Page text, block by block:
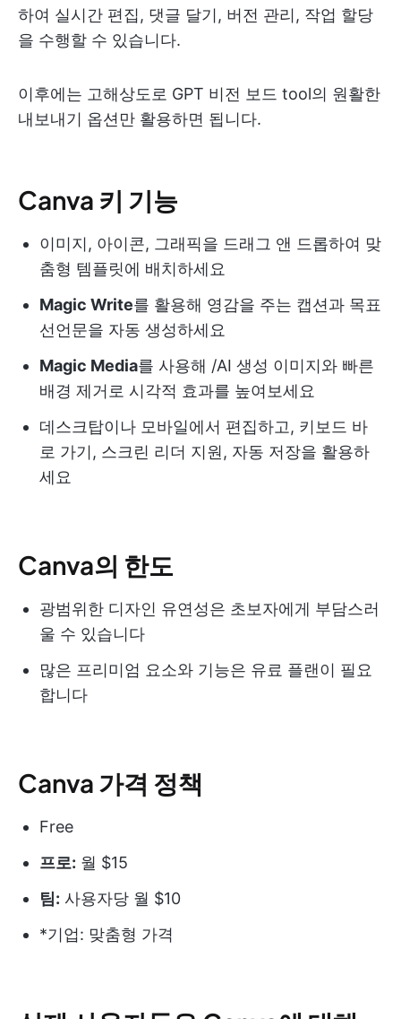
하여 실시간 편집, 댓글 달기, 버전 관리, 작업 할당
을 수행할 수 있습니다.
이후에는 고해상도로 GPT 비전 보드 tool의 원활한
내보내기 옵션만 활용하면 됩니다.
Canva 키 기능
이미지, 아이콘, 그래픽을 드래그 앤 드롭하여 맞
춤형 템플릿에 배치하세요
Magic Write를 활용해 영감을 주는 캡션과 목표
선언문을 자동 생성하세요
Magic Media를 사용해 /AI 생성 이미지와 빠른
배경 제거로 시각적 효과를 높여보세요
데스크탑이나 모바일에서 편집하고, 키보드 바
로 가기, 스크린 리더 지원, 자동 저장을 활용하
세요
Canva의 한도
광범위한 디자인 유연성은 초보자에게 부담스러
울 수 있습니다
많은 프리미엄 요소와 기능은 유료 플랜이 필요
합니다
Canva 가격 정책
Free
프로: 월 $15
팀: 사용자당 월 $10
*기업: 맞춤형 가격